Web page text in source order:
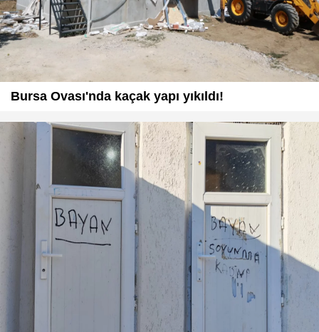
Bursa Ovası'nda kaçak yapı yıkıldı!